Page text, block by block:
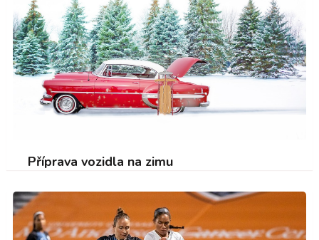
Příprava vozidla na zimu